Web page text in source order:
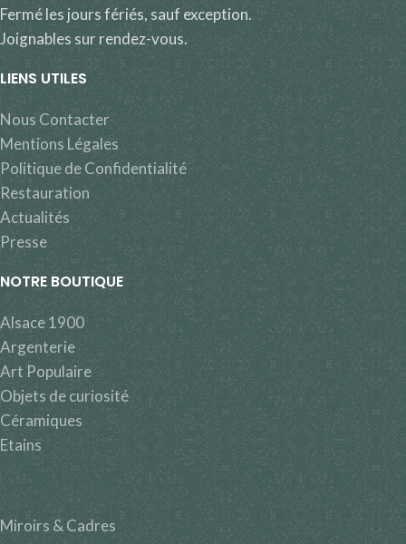
Fermé les jours fériés, sauf exception.
Joignables sur rendez-vous.
LIENS UTILES
Nous Contacter
Mentions Légales
Politique de Confidentialité
Restauration
Actualités
Presse
NOTRE BOUTIQUE
Alsace 1900
Argenterie
Art Populaire
Objets de curiosité
Céramiques
Etains
Miroirs & Cadres